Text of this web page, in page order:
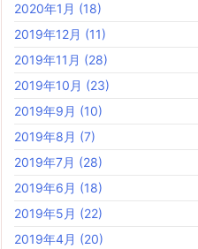
2020年1月 (18)
2019年12月 (11)
2019年11月 (28)
2019年10月 (23)
2019年9月 (10)
2019年8月 (7)
2019年7月 (28)
2019年6月 (18)
2019年5月 (22)
2019年4月 (20)